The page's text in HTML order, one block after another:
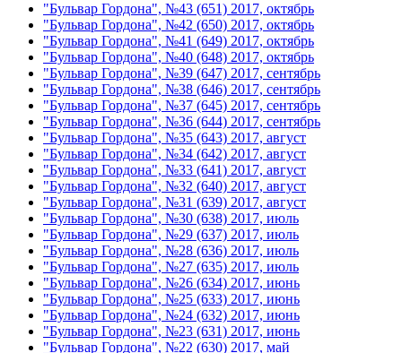
"Бульвар Гордона", №43 (651) 2017, октябрь
"Бульвар Гордона", №42 (650) 2017, октябрь
"Бульвар Гордона", №41 (649) 2017, октябрь
"Бульвар Гордона", №40 (648) 2017, октябрь
"Бульвар Гордона", №39 (647) 2017, сентябрь
"Бульвар Гордона", №38 (646) 2017, сентябрь
"Бульвар Гордона", №37 (645) 2017, сентябрь
"Бульвар Гордона", №36 (644) 2017, сентябрь
"Бульвар Гордона", №35 (643) 2017, август
"Бульвар Гордона", №34 (642) 2017, август
"Бульвар Гордона", №33 (641) 2017, август
"Бульвар Гордона", №32 (640) 2017, август
"Бульвар Гордона", №31 (639) 2017, август
"Бульвар Гордона", №30 (638) 2017, июль
"Бульвар Гордона", №29 (637) 2017, июль
"Бульвар Гордона", №28 (636) 2017, июль
"Бульвар Гордона", №27 (635) 2017, июль
"Бульвар Гордона", №26 (634) 2017, июнь
"Бульвар Гордона", №25 (633) 2017, июнь
"Бульвар Гордона", №24 (632) 2017, июнь
"Бульвар Гордона", №23 (631) 2017, июнь
"Бульвар Гордона", №22 (630) 2017, май